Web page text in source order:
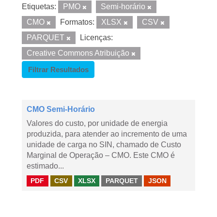
Etiquetas: PMO
Semi-horário
CMO
Formatos: XLSX
CSV
PARQUET
Licenças:
Creative Commons Atribuição
Filtrar Resultados
CMO Semi-Horário
Valores do custo, por unidade de energia
produzida, para atender ao incremento de uma
unidade de carga no SIN, chamado de Custo
Marginal de Operação – CMO. Este CMO é
estimado...
PDF CSV XLSX PARQUET JSON